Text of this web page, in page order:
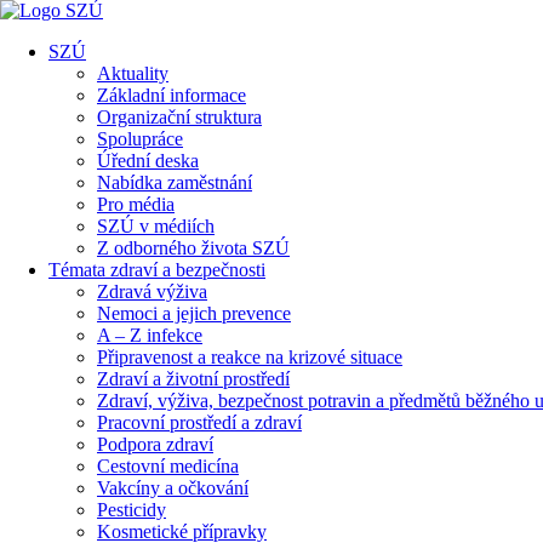
SZÚ
Aktuality
Základní informace
Organizační struktura
Spolupráce
Úřední deska
Nabídka zaměstnání
Pro média
SZÚ v médiích
Z odborného života SZÚ
Témata zdraví a bezpečnosti
Zdravá výživa
Nemoci a jejich prevence
A – Z infekce
Připravenost a reakce na krizové situace
Zdraví a životní prostředí
Zdraví, výživa, bezpečnost potravin a předmětů běžného
Pracovní prostředí a zdraví
Podpora zdraví
Cestovní medicína
Vakcíny a očkování
Pesticidy
Kosmetické přípravky